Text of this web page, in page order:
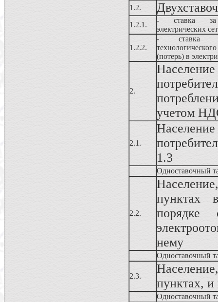
1.2.
1.2.1.
- ставка за
электрических
1.2.2.
- ставка
(потерь) в
2.
учетом
2.1.
1.3
Одноставочный
2.2.
пунктах
порядке
нему
Одноставочный
2.3.
пунктах,
Одноставочный